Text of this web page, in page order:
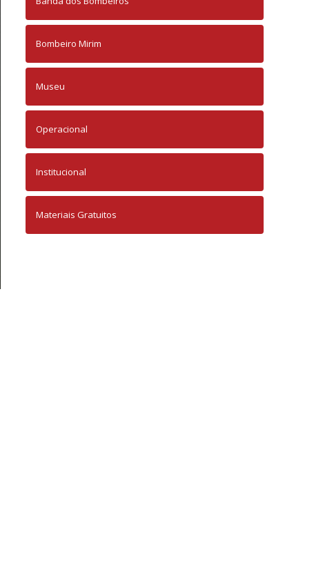
Bombeiro Mirim
Museu
Operacional
Institucional
Materiais Gratuitos